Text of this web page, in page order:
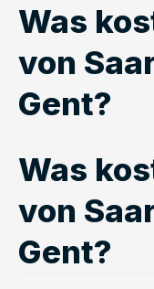
Was
von
Gent?
Was
von
Gent?